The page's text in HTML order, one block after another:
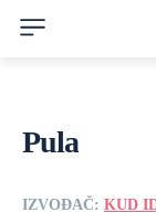
Pula
IZVOĐAČ: KUD